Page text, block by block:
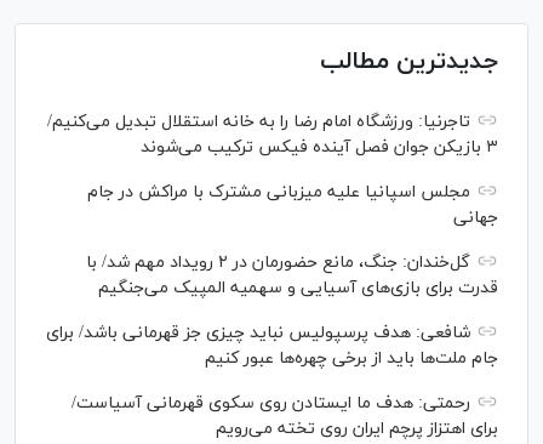
جدیدترین مطالب
تاجرنیا: ورزشگاه امام رضا را به خانه استقلال تبدیل می‌کنیم/
۳ بازیکن جوان فصل آینده فیکس ترکیب می‌شوند
مجلس اسپانیا علیه میزبانی مشترک با مراکش در جام
جهانی
گل‌خندان: جنگ، مانع حضورمان در ۲ رویداد مهم شد/ با
قدرت برای بازی‌های آسیایی و سهمیه المپیک می‌جنگیم
شافعی: هدف پرسپولیس نباید چیزی جز قهرمانی باشد/ برای
جام ملت‌ها باید از برخی چهره‌ها عبور کنیم
رحمتی: هدف ما ایستادن روی سکوی قهرمانی آسیاست/
برای اهتزاز پرچم ایران روی تخته می‌رویم